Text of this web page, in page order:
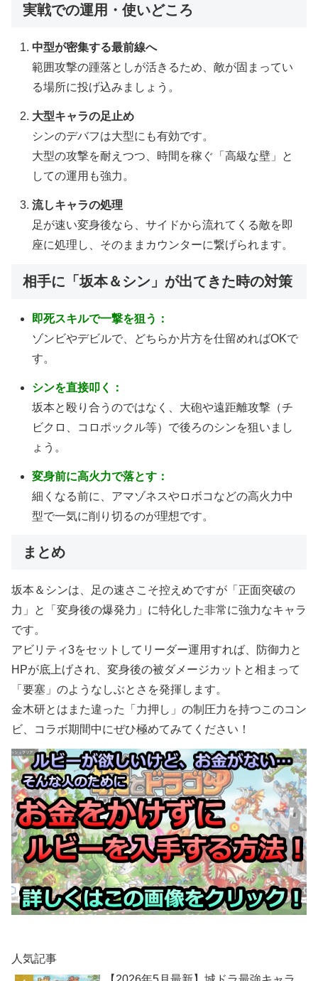
実戦での運用・使いどころ
中型が密集する最前線へ
範囲攻撃の踵落としが活きるため、敵が固まってい
る場所に投げ込みましょう。
大型キャラの足止め
シンのデバフは大型にも有効です。
大型の攻撃を耐えつつ、時間を稼ぐ「高級な壁」と
しての運用も強力。
流しキャラの処理
足が速い変身後なら、サイドから流れてくる敵を即
座に処理し、そのままカウンターに繋げられます。
相手に「坂本＆シン」が出てきた時の対策
即死スキルで一撃を狙う：
ゾンビやデビルで、どちらか片方を仕留めればOKで
す。
シンを直接叩く：
坂本と殴り合うのではなく、大砲や遠距離攻撃（チ
ビクロ、コロポックル等）で後ろのシンを狙いまし
ょう。
変身前に高火力で落とす：
細くなる前に、アマゾネスやロボコなどの高火力中
型で一気に削り切るのが理想です。
まとめ
坂本＆シンは、足の速さこそ控えめですが「正面突破の
力」と「変身後の爆発力」に特化した非常に強力なキャラ
です。
アビリティ3をセットしてリーダー運用すれば、防御力と
HPが底上げされ、変身後の被ダメージカットと相まって
「要塞」のようなしぶとさを発揮します。
金木研とはまた違った「力押し」の制圧力を持つこのコン
ビ、コラボ期間中にぜひ極めてみてください！
人気記事